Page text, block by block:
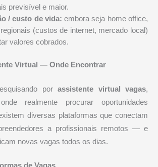
previsível e maior.
/ custo de vida: embora seja home office,
(custos de internet, mercado local)
valores cobrados.
Virtual — Onde Encontrar
porassistente virtual vagas,
realmente procurar oportunidades
diversas plataformas que conectam
a profissionais remotos — e
novas vagas todos os dias.